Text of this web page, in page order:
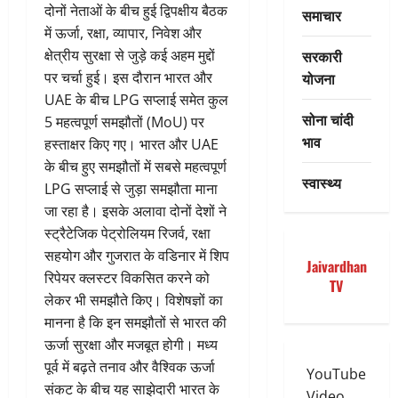
दोनों नेताओं के बीच हुई द्विपक्षीय बैठक
में ऊर्जा, रक्षा, व्यापार, निवेश और
क्षेत्रीय सुरक्षा से जुड़े कई अहम मुद्दों
पर चर्चा हुई। इस दौरान भारत और
UAE के बीच LPG सप्लाई समेत कुल
5 महत्वपूर्ण समझौतों (MoU) पर
हस्ताक्षर किए गए। भारत और UAE
के बीच हुए समझौतों में सबसे महत्वपूर्ण
LPG सप्लाई से जुड़ा समझौता माना
जा रहा है। इसके अलावा दोनों देशों ने
स्ट्रैटेजिक पेट्रोलियम रिजर्व, रक्षा
सहयोग और गुजरात के वडिनार में शिप
रिपेयर क्लस्टर विकसित करने को
लेकर भी समझौते किए। विशेषज्ञों का
मानना है कि इन समझौतों से भारत की
ऊर्जा सुरक्षा और मजबूत होगी। मध्य
पूर्व में बढ़ते तनाव और वैश्विक ऊर्जा
संकट के बीच यह साझेदारी भारत के
समाचार
सरकारी
योजना
सोना चांदी
भाव
स्वास्थ्य
Jaivardhan
TV
YouTube